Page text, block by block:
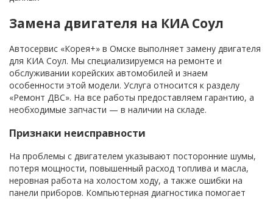
Замена двигателя на КИА Соул
Автосервис «Корея+» в Омске выполняет замену двигателя
для КИА Соул. Мы специализируемся на ремонте и
обслуживании корейских автомобилей и знаем
особенности этой модели. Услуга относится к разделу
«Ремонт ДВС». На все работы предоставляем гарантию, а
необходимые запчасти — в наличии на складе.
Признаки неисправности
На проблемы с двигателем указывают посторонние шумы,
потеря мощности, повышенный расход топлива и масла,
неровная работа на холостом ходу, а также ошибки на
панели приборов. Компьютерная диагностика помогает